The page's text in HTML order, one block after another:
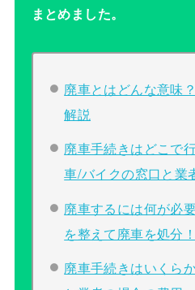
まとめました。
廃車とはどんな意味
解説
廃車手続きはどこで
車/バイクの窓口と業
廃車するには何が必
を整えて廃車を処分！
廃車手続きはいくら